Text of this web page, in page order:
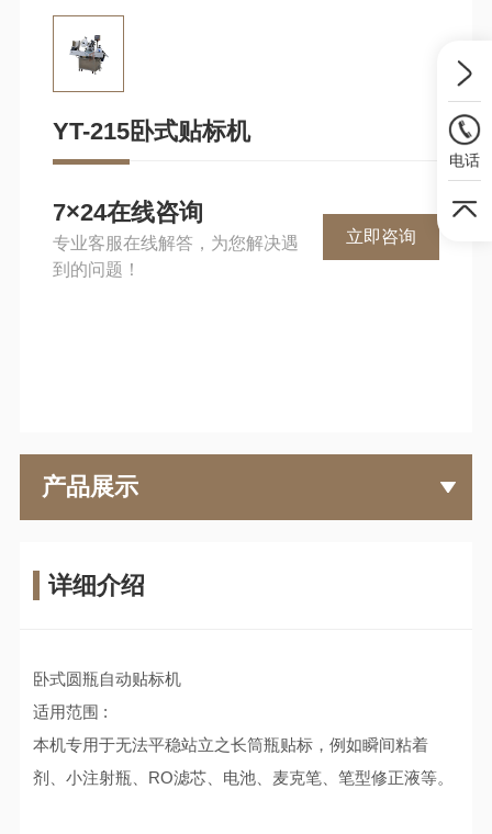
YT-215卧式贴标机
7×24在线咨询
专业客服在线解答，为您解决遇
到的问题！
立即咨询
产品展示
详细介绍
卧式圆瓶自动贴标机
适用范围 :
本机专用于无法平稳站立之长筒瓶贴标，例如瞬间粘着
剂、小注射瓶、RO滤芯、电池、麦克笔、笔型修正液等。
电话